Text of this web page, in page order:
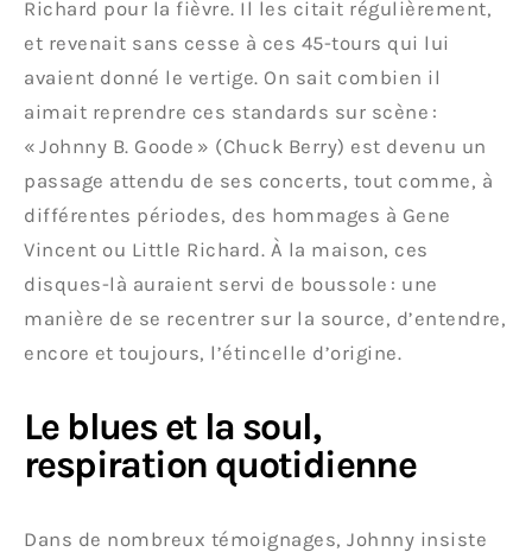
Richard pour la fièvre. Il les citait régulièrement,
et revenait sans cesse à ces 45-tours qui lui
avaient donné le vertige. On sait combien il
aimait reprendre ces standards sur scène :
« Johnny B. Goode » (Chuck Berry) est devenu un
passage attendu de ses concerts, tout comme, à
différentes périodes, des hommages à Gene
Vincent ou Little Richard. À la maison, ces
disques-là auraient servi de boussole : une
manière de se recentrer sur la source, d’entendre,
encore et toujours, l’étincelle d’origine.
Le blues et la soul,
respiration quotidienne
Dans de nombreux témoignages, Johnny insiste